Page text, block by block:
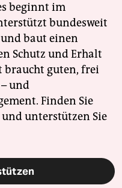
beginnt im
bundesweit
baut einen
Schutz und Erhalt
braucht guten, frei
und
Finden Sie
unterstützen Sie